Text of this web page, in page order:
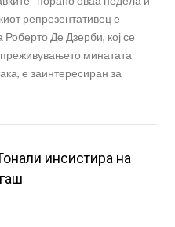
репрезентативец е
Де Дзерби, кој се
минатата
е заинтересиран за
инсистира на